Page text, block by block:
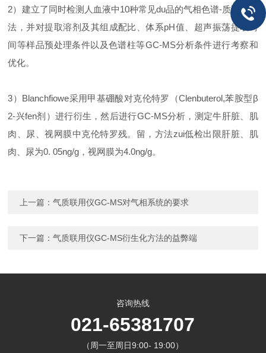
2）建立了同时检测人血液中10种常见du品的气相色谱-质谱新方
法，并对提取溶剂及其组成配比、体系pH值、超声振荡提取时
间等样品预处理条件以及色谱柱等GC-MS分析条件进行考察和
优化。
3）Blanchfiowe采用甲基硼酸对克伦特罗（Clenbuterol,苯胺型β
2-兴fen剂）进行衍生，然后进行GC-MS分析，测定牛肝脏、肌
肉、尿、视网膜中克伦特罗残。留，方法zui低检出限肝脏、肌
肉、尿为0. 05ng/g，视网膜为4.0ng/g。
上一篇：气质联用仪GC-MS对气相系统的要求
下一篇：气质联用仪GC-MS衍生化方法的益弊端
咨询热线
021-65381707
（周一至周日9:00- 19:00）